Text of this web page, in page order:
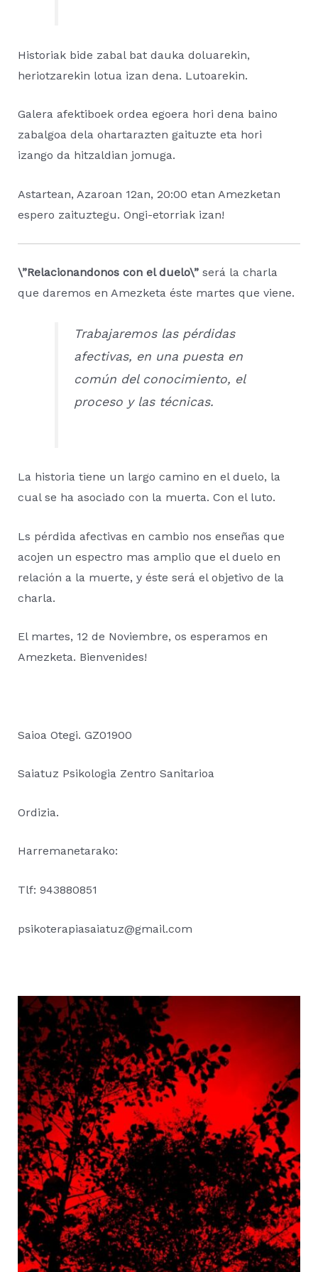
Historiak bide zabal bat dauka doluarekin,
heriotzarekin lotua izan dena. Lutoarekin.
Galera afektiboek ordea egoera hori dena baino
zabalgoa dela ohartarazten gaituzte eta hori
izango da hitzaldian jomuga.
Astartean, Azaroan 12an, 20:00 etan Amezketan
espero zaituztegu. Ongi-etorriak izan!
\”Relacionandonos con el duelo\”será la charla
que daremos en Amezketa éste martes que viene.
Trabajaremos las pérdidas
afectivas, en una puesta en
común del conocimiento, el
proceso y las técnicas.
La historia tiene un largo camino en el duelo, la
cual se ha asociado con la muerta. Con el luto.
Ls pérdida afectivas en cambio nos enseñas que
acojen un espectro mas amplio que el duelo en
relación a la muerte, y éste será el objetivo de la
charla.
El martes, 12 de Noviembre, os esperamos en
Amezketa. Bienvenides!
Saioa Otegi. GZ01900
Saiatuz Psikologia Zentro Sanitarioa
Ordizia.
Harremanetarako:
Tlf: 943880851
psikoterapiasaiatuz@gmail.com